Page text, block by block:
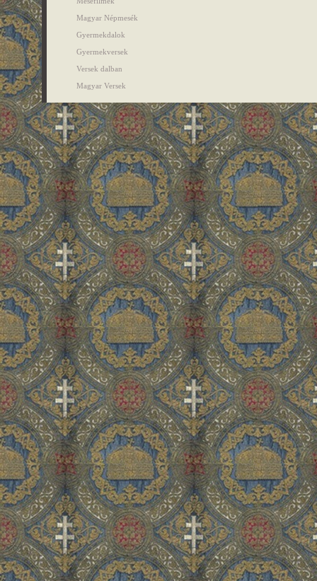
Magyar Népmesék
Gyermekdalok
Gyermekversek
Versek dalban
Magyar Versek